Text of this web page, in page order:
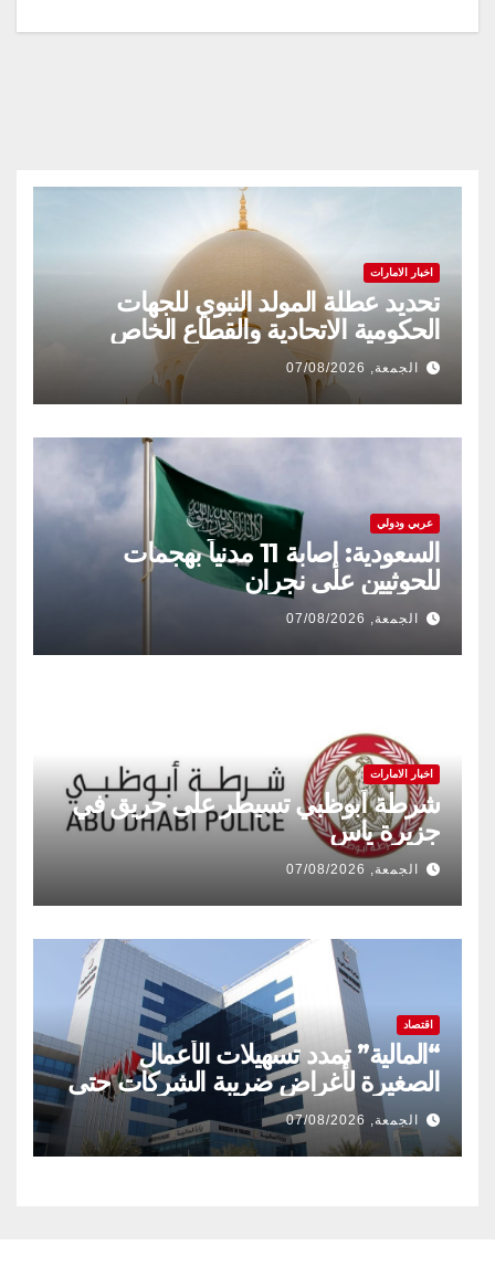
اخبار الامارات
تحديد عطلة المولد النبوي للجهات
الحكومية الاتحادية والقطاع الخاص
الجمعة, 07/08/2026
عربي ودولي
السعودية: إصابة 11 مدنياً بهجمات
للحوثيين على نجران
الجمعة, 07/08/2026
اخبار الامارات
شرطة أبوظبي تسيطر على حريق في
جزيرة ياس
الجمعة, 07/08/2026
اقتصاد
“المالية” تمدد تسهيلات الأعمال
الصغيرة لأغراض ضريبة الشركات حتى
31 ديسمبر 2029 الجمعة, 07/08/2026